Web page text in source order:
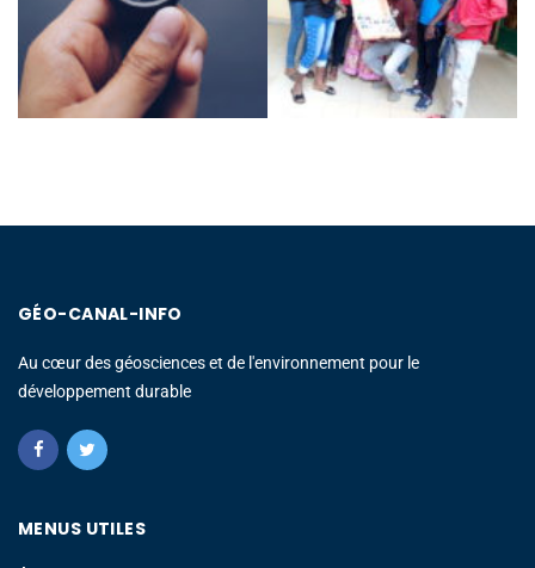
GÉO-CANAL-INFO
Au cœur des géosciences et de l'environnement pour le
développement durable
MENUS UTILES